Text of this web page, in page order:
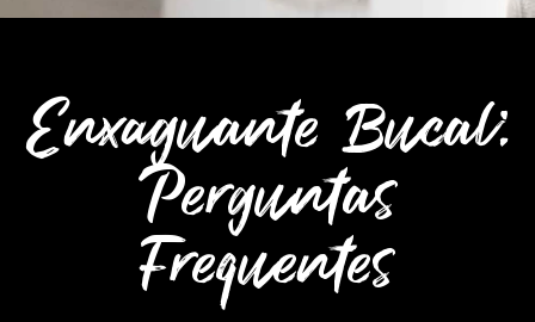
Enxaguante Bucal:
Perguntas
Frequentes